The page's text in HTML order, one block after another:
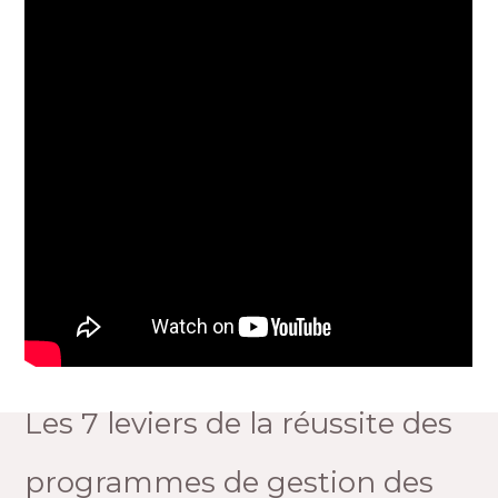
Les 7 leviers de la réussite des
programmes de gestion des